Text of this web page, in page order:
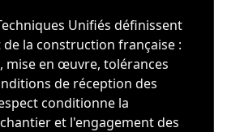
Unifiés définissent
la construction française :
mise en œuvre, tolérances
de réception des
conditionne la
et l'engagement des